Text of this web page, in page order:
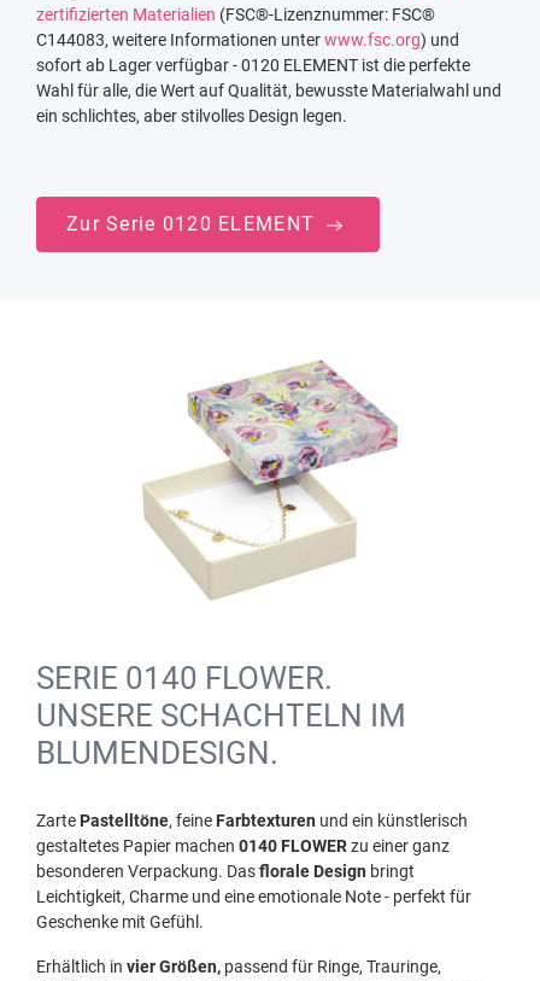
zertifizierten Materialien (FSC®-Lizenznummer: FSC®
C144083, weitere Informationen unterwww.fsc.org) und
sofort ab Lager verfügbar - 0120 ELEMENT ist die perfekte
Wahl für alle, die Wert auf Qualität, bewusste Materialwahl und
ein schlichtes, aber stilvolles Design legen.
Zur Serie 0120 ELEMENT
SERIE 0140 FLOWER.
UNSERE SCHACHTELN IM
BLUMENDESIGN.
Zarte Pastelltöne, feine Farbtexturen und ein künstlerisch
gestaltetes Papier machen 0140 FLOWERzu einer ganz
besonderen Verpackung. Dasflorale Design bringt
Leichtigkeit, Charme und eine emotionale Note - perfekt für
Geschenke mit Gefühl.
Erhältlich in vier Größen, passend für Ringe, Trauringe,